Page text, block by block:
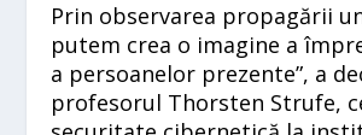
Prin observarea propagării
putem crea o imagine a
a persoanelor prezente”, a
profesorul Thorsten Strufe,